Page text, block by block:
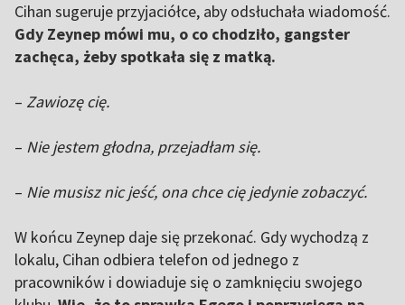
Cihan sugeruje przyjaciółce, aby odsłuchała wiadomość.
Gdy Zeynep mówi mu, o co chodziło, gangster
zachęca, żeby spotkała się z matką.
– Zawiozę cię.
– Nie jestem głodna, przejadłam się.
– Nie musisz nic jeść, ona chce cię jedynie zobaczyć.
W końcu Zeynep daje się przekonać. Gdy wychodzą z
lokalu, Cihan odbiera telefon od jednego z
pracowników i dowiaduje się o zamknięciu swojego